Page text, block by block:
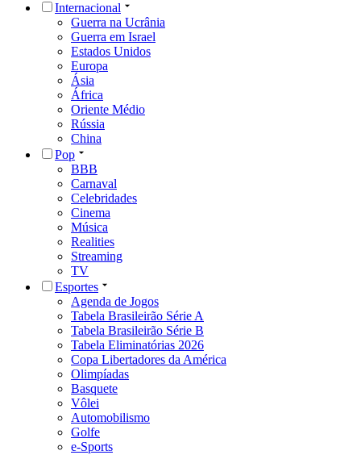
Internacional
Guerra na Ucrânia
Guerra em Israel
Estados Unidos
Europa
Ásia
África
Oriente Médio
Rússia
China
Pop
BBB
Carnaval
Celebridades
Cinema
Música
Realities
Streaming
TV
Esportes
Agenda de Jogos
Tabela Brasileirão Série A
Tabela Brasileirão Série B
Tabela Eliminatórias 2026
Copa Libertadores da América
Olimpíadas
Basquete
Vôlei
Automobilismo
Golfe
e-Sports